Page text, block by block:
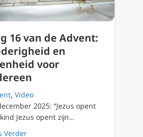
16 van de Advent:
en
voor
, Video
2025: “Jezus opent
Jezus opent zijn…
Verderabout Dag 16 van de Advent: